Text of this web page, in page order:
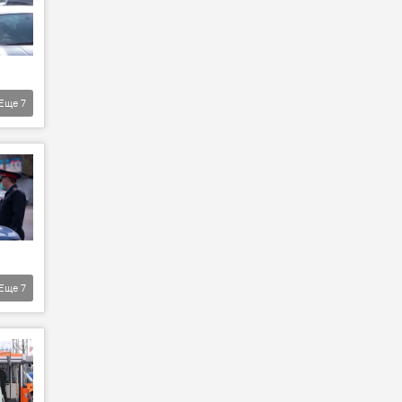
Еще 7
Еще 7